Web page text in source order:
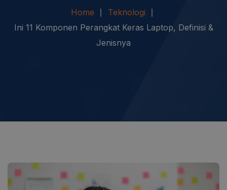
Home
Teknologi
Ini 11 Komponen Perangkat Keras Laptop, Definisi &
Jenisnya